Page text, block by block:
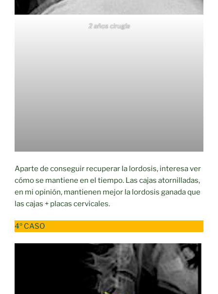
2 años cirugía
Aparte de conseguir recuperar la lordosis, interesa ver
cómo se mantiene en el tiempo. Las cajas atornilladas,
en mi opinión, mantienen mejor la lordosis ganada que
las cajas + placas cervicales.
4º CASO